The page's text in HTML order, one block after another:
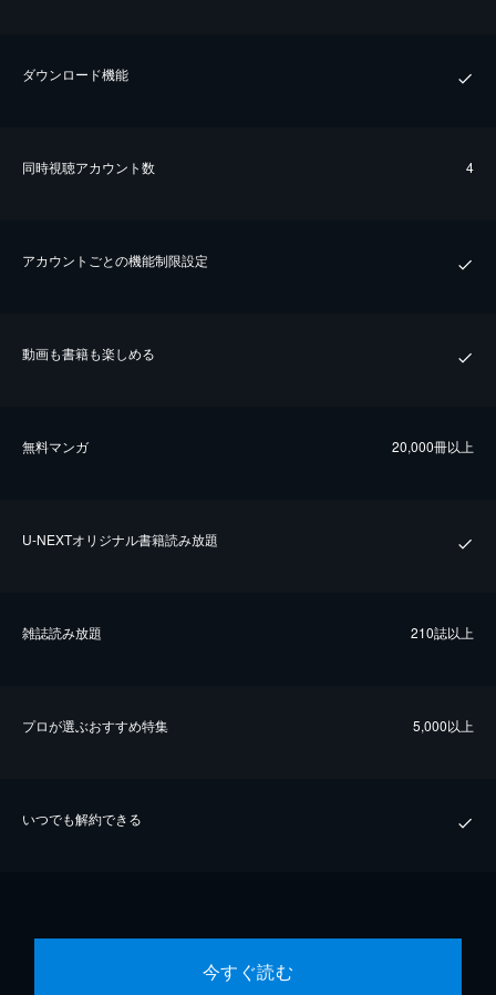
ダウンロード機能
同時視聴アカウント数 4
アカウントごとの機能制限設定
動画も書籍も楽しめる
無料マンガ 20,000冊以上
U-NEXTオリジナル書籍読み放題
雑誌読み放題 210誌以上
プロが選ぶおすすめ特集 5,000以上
いつでも解約できる
今すぐ読む